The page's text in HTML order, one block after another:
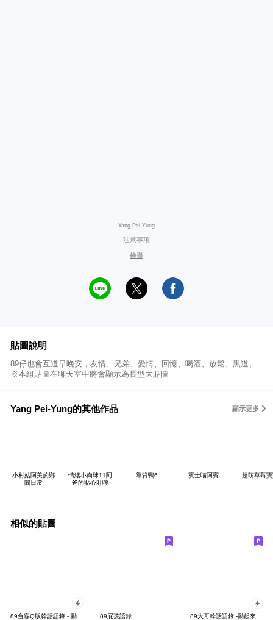
Yang Pei-Yung
注意事項
檢舉
貼圖說明
89仔也會互道早晚安，友情、兄弟、愛情、回憶、喝酒、放鬆、黑道、
※本組貼圖在聊天室中將會顯示為長型大貼圖
Yang Pei-Yung的其他作品 顯示更多
小村姑阿美的鄉
間日常
情緒小肉球11阿
爸的貼心叮嚀
靠背鴨6 賓士喵阿賓 超萌草莓
相似的貼圖
89台客Q版幹話語錄 - 動起來 (全螢幕) 89屁孩語錄 89大哥幹話語錄 -動起來 (全螢幕)